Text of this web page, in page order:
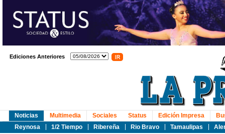
Ediciones Anteriores
Noticias
Reynosa
1/2 Tiempo Ribereña Rio Bravo Tamaulipas
Multimedia Sociales Status Edición Impresa